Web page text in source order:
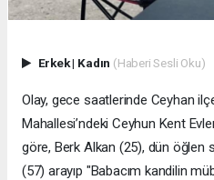
Erkek| Kadın (Haberi Sesli Oku)
Olay, gece saatlerinde Ceyhan
Mahallesi’ndeki Ceyhun Kent
göre, Berk Alkan (25), dün öğlen
(57) arayıp "Babacım kandilin